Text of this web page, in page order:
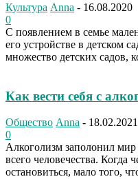
Культура Anna - 16.08.2020
0
С появлением в семье
его устройстве в детском
множество детских садов,
Как вести себя с
Общество Anna - 18.02.2021
0
Алкоголизм заполонил
всего человечества. Когда
остановиться, мало того,